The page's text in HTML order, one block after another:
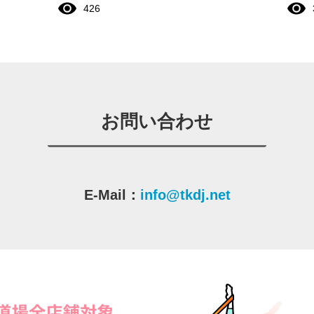
426
お問い合わせ
E-Mail： info@tkdj.net